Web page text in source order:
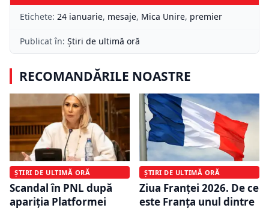
Etichete: 24 ianuarie, mesaje, Mica Unire, premier
Publicat în: Știri de ultimă oră
RECOMANDĂRILE NOASTRE
ȘTIRI DE ULTIMĂ ORĂ
Scandal în PNL după
apariția Platformei
ȘTIRI DE ULTIMĂ ORĂ
Ziua Franței 2026. De ce
este Franța unul dintre